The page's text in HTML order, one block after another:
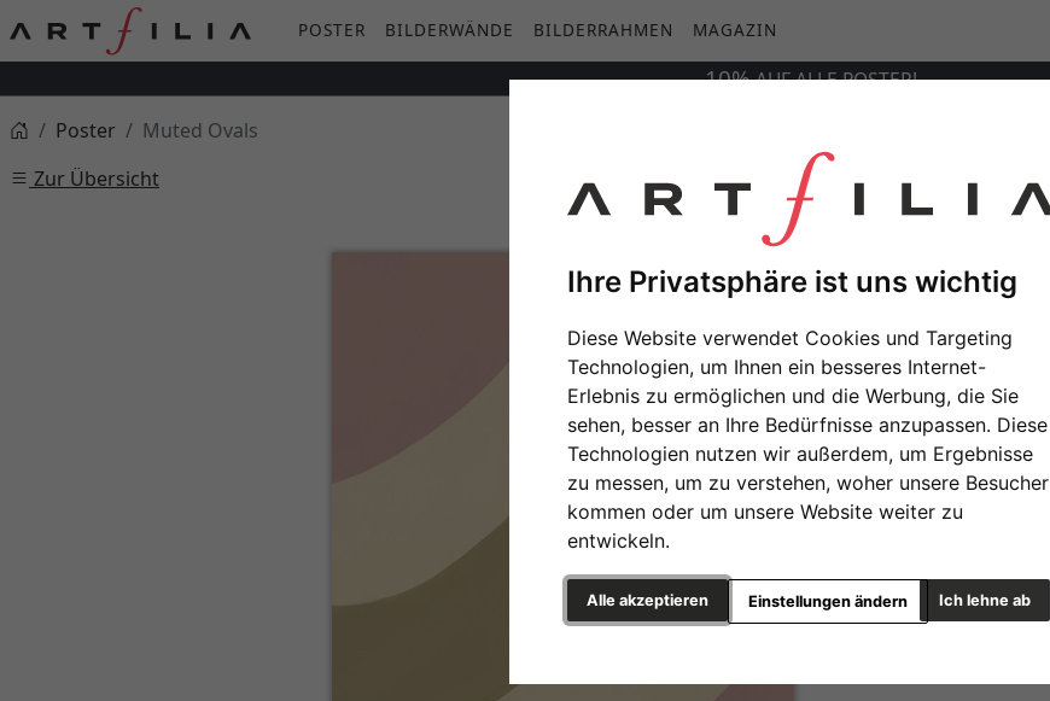
Ihre Privatsphäre ist uns wichtig
Diese Website verwendet Cookies und Targeting
Technologien, um Ihnen ein besseres Internet-
Erlebnis zu ermöglichen und die Werbung, die Sie
sehen, besser an Ihre Bedürfnisse anzupassen. Diese
Technologien nutzen wir außerdem, um Ergebnisse
zu messen, um zu verstehen, woher unsere Besucher
kommen oder um unsere Website weiter zu
entwickeln.
Alle akzeptieren Ich lehne ab
Einstellungen ändern
POSTER BILDERWÄNDE BILDERRAHMEN MAGAZIN
10%AUFALLEPOSTER!
Poster
Muted Ovals
Zur Übersicht